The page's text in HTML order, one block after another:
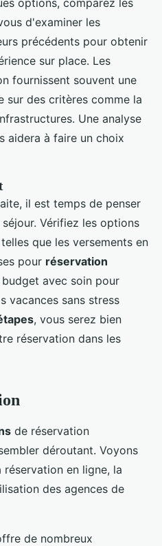
options, comparez les
d'examiner les
précédents pour obtenir
sur place. Les
fournissent souvent une
sur des critères comme la
Une analyse
aidera à faire un choix
il est temps de penser
Vérifiez les options
que les versements en
pour réservation
avec soin pour
vacances sans stress
, vous serez bien
réservation dans les
de réservation
déroutant. Voyons
réservation en ligne, la
des agences de
de nombreux